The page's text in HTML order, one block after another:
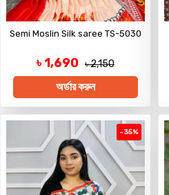
Semi Moslin Silk saree TS-5030
৳ 1,690 ৳ 2,150
অর্ডার করুন
-35%